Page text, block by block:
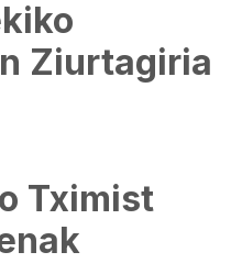
Ziurtagiria
Tximist